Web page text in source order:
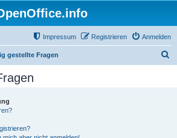
Anmelden
Registrieren
Impressum
gestellte Fragen